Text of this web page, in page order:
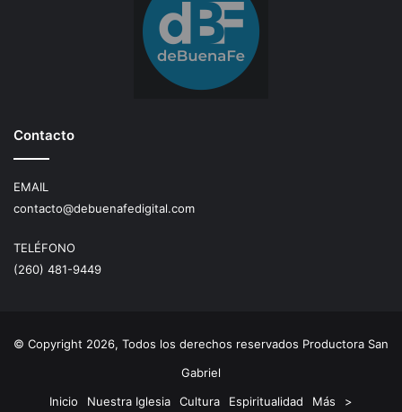
Contacto
EMAIL
contacto@debuenafedigital.com
TELÉFONO
(260) 481-9449
© Copyright 2026, Todos los derechos reservados Productora San
Gabriel
Inicio
Nuestra Iglesia Cultura Espiritualidad Más >